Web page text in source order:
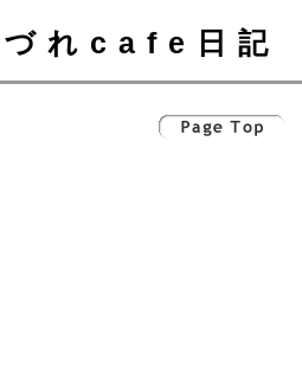
づれcafe日記